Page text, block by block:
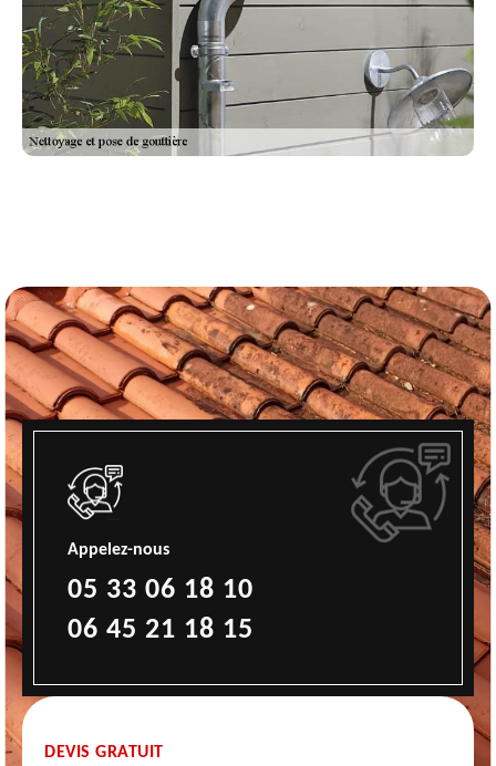
Appelez-nous
05 33 06 18 10
06 45 21 18 15
DEVIS GRATUIT